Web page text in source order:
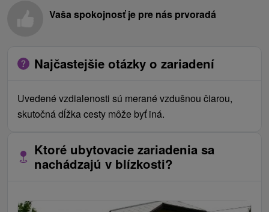
Vaša spokojnosť je pre nás prvoradá
Najčastejšie otázky o zariadení
Uvedené vzdialenosti sú merané vzdušnou čiarou,
skutočná dĺžka cesty môže byť iná.
Ktoré ubytovacie zariadenia sa
nachádzajú v blízkosti?